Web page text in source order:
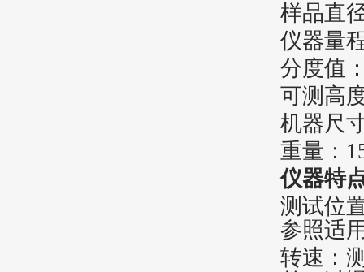
样品直
仪器量
分度值
可测高
机器尺
重量：
仪器特
测试位
参照适
转速：‌